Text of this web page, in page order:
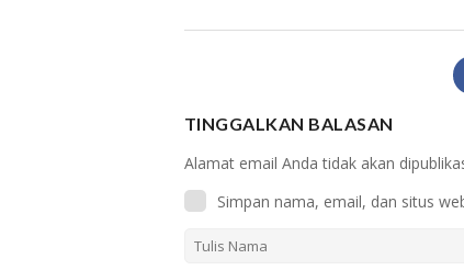
TINGGALKAN BALASAN
Alamat email Anda tidak akan
Simpan nama, email, dan situs